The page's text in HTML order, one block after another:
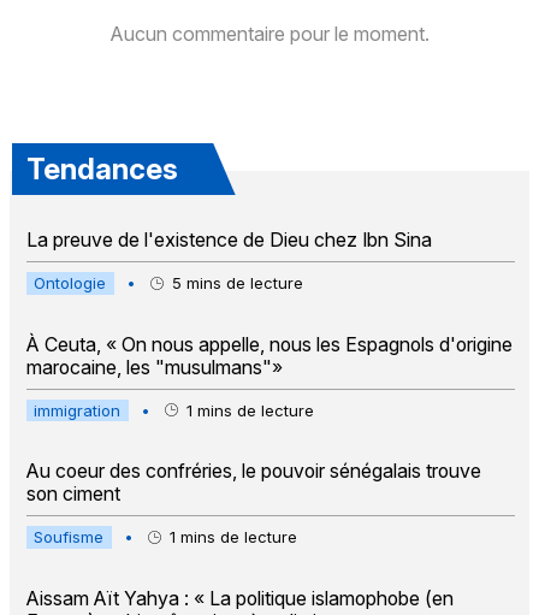
Aucun commentaire pour le moment.
Tendances
La preuve de l'existence de Dieu chez Ibn Sina
Ontologie • 5 mins de lecture
À Ceuta, « On nous appelle, nous les Espagnols d'origine
marocaine, les "musulmans"»
immigration • 1 mins de lecture
Au coeur des confréries, le pouvoir sénégalais trouve
son ciment
Soufisme • 1 mins de lecture
Aissam Aït Yahya : « La politique islamophobe (en